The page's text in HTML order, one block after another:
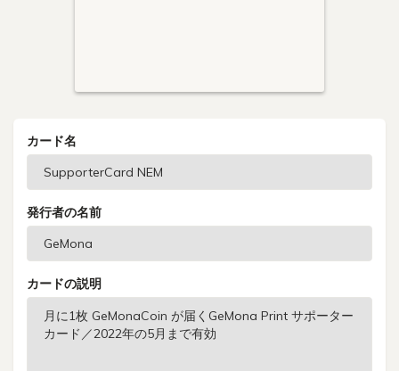
カード名
発行者の名前
カードの説明